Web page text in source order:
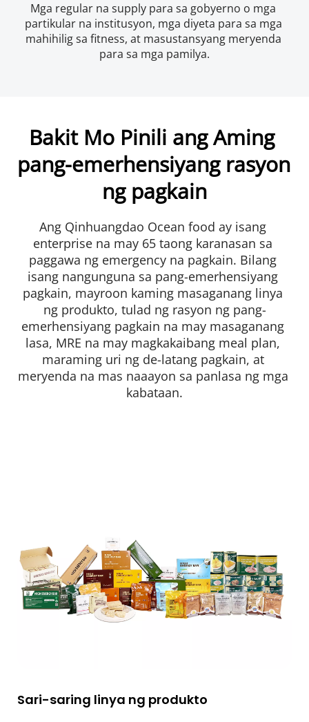
Mga regular na supply para sa gobyerno o mga
partikular na institusyon, mga diyeta para sa mga
mahihilig sa fitness, at masustansyang meryenda
para sa mga pamilya.
Bakit Mo Pinili ang Aming
pang-emerhensiyang rasyon
ng pagkain
Ang Qinhuangdao Ocean food ay isang
enterprise na may 65 taong karanasan sa
paggawa ng emergency na pagkain. Bilang
isang nangunguna sa pang-emerhensiyang
pagkain, mayroon kaming masaganang linya
ng produkto, tulad ng rasyon ng pang-
emerhensiyang pagkain na may masaganang
lasa, MRE na may magkakaibang meal plan,
maraming uri ng de-latang pagkain, at
meryenda na mas naaayon sa panlasa ng mga
kabataan.
Sari-saring linya ng produkto